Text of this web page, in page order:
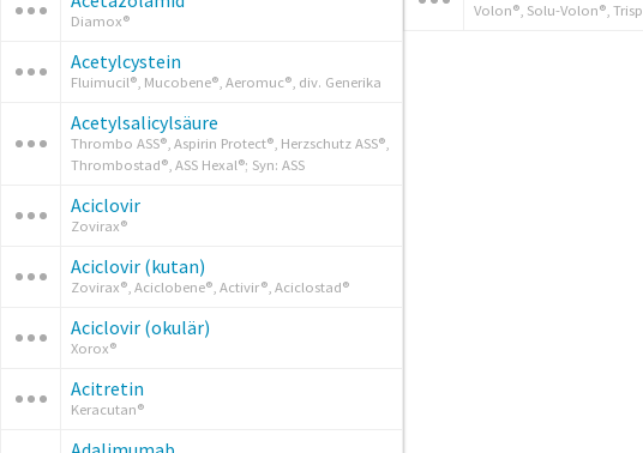
Diamox®
Acetylcystein
Fluimucil®, Mucobene®, Aeromuc®, div. Generika
Acetylsalicylsäure
Thrombo ASS®, Aspirin Protect®, Herzschutz ASS®,
Thrombostad®, ASS Hexal®; Syn: ASS
Aciclovir
Zovirax®
Aciclovir (kutan)
Zovirax®, Aciclobene®, Activir®, Aciclostad®
Aciclovir (okulär)
Xorox®
Acitretin
Keracutan®
Volon®, Solu-Volon®,